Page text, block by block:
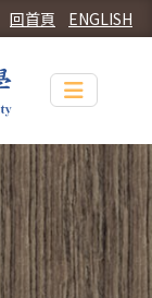
ENGLISH
回首頁
Toggle